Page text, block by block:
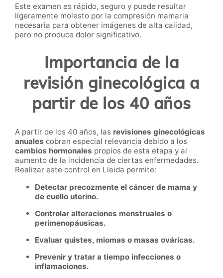
Este examen es rápido, seguro y puede resultar
ligeramente molesto por la compresión mamaria
necesaria para obtener imágenes de alta calidad,
pero no produce dolor significativo.
Importancia de la
revisión ginecológica a
partir de los 40 años
A partir de los 40 años, las revisiones ginecológicas
anuales cobran especial relevancia debido a los
cambios hormonales propios de esta etapa y al
aumento de la incidencia de ciertas enfermedades.
Realizar este control en Lleida permite:
Detectar precozmente el cáncer de mama y
de cuello uterino.
Controlar alteraciones menstruales o
perimenopáusicas.
Evaluar quistes, miomas o masas ováricas.
Prevenir y tratar a tiempo infecciones o
inflamaciones.